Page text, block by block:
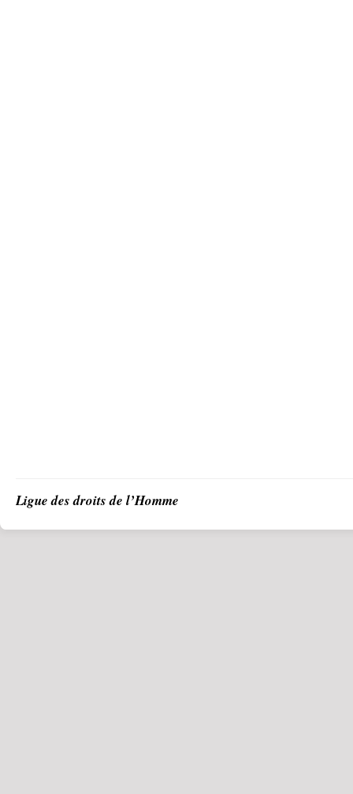
Ligue des droits de l’Homme